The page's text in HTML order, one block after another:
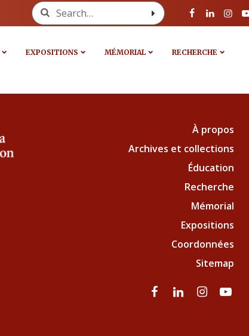
Search for:
EXPOSITIONS MÉMORIAL RECHERCHE
À propos
Archives et collections
Éducation
Recherche
Mémorial
Expositions
Coordonnées
Sitemap